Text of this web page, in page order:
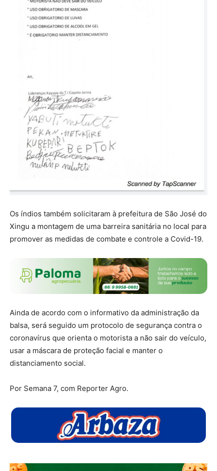
Os índios também solicitaram à prefeitura de São José do
Xingu a montagem de uma barreira sanitária no local para
promover as medidas de combate e controle a Covid-19.
Ainda de acordo com o informativo da administração da
balsa, será seguido um protocolo de segurança contra o
coronavírus que orienta o motorista a não sair do veículo,
usar a máscara de proteção facial e manter o
distanciamento social.
Por Semana 7, com Reporter Agro.